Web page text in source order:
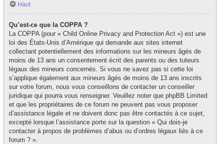
Haut
Qu’est-ce que la COPPA ?
La COPPA (pour « Child Online Privacy and Protection Act ») est une
loi des États-Unis d’Amérique qui demande aux sites internet
collectant potentiellement des informations sur les mineurs âgés de
moins de 13 ans un consentement écrit des parents ou des tuteurs
légaux des mineurs concernés. Si vous ne savez pas si cette loi
s’applique également aux mineurs âgés de moins de 13 ans inscrits
sur votre forum, nous vous conseillons de contacter un conseiller
juridique qui pourra vous renseigner. Veuillez noter que phpBB Limited
et que les propriétaires de ce forum ne peuvent pas vous proposer
d’assistance légale et ne doivent donc pas être contactés à ce sujet,
excepté lorsque l’assistance porte sur la question « Qui dois-je
contacter à propos de problèmes d’abus ou d’ordres légaux liés à ce
forum ? ».